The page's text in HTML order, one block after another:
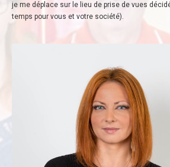
je me déplace sur le lieu de prise de vues
temps pour vous et votre société).